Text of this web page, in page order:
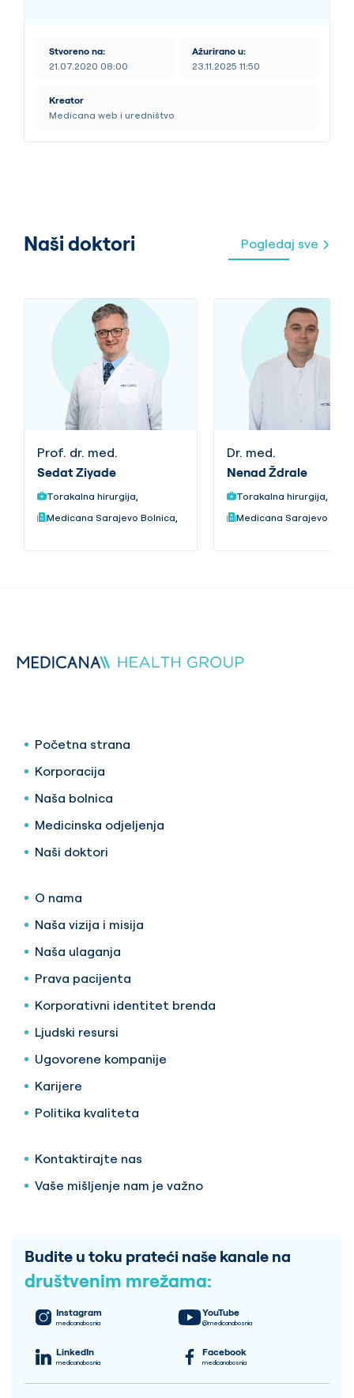
Stvoreno na:
21.07.2020 08:00
Ažurirano u:
23.11.2025 11:50
Kreator
Medicana web i uredništvo
Naši doktori Pogledaj sve
Prof. dr. med.
Sedat Ziyade
Torakalna hirurgija,
Medicana Sarajevo Bolnica,
Dr. med.
Nenad Ždrale
Torakalna hirurgija,
Medicana Sarajevo
Početna strana
Korporacija
Naša bolnica
Medicinska odjeljenja
Naši doktori
O nama
Naša vizija i misija
Naša ulaganja
Prava pacijenta
Korporativni identitet brenda
Ljudski resursi
Ugovorene kompanije
Karijere
Politika kvaliteta
Kontaktirajte nas
Vaše mišljenje nam je važno
Budite u toku prateći naše kanale na
društvenim mrežama:
Instagram
medicanabosnia
YouTube
@medicanabosnia
LinkedIn
medicanabosnia
Facebook
medicanabosnia